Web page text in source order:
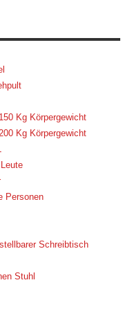
Kg Körpergewicht
Kg Körpergewicht
Personen
Schreibtisch
Stuhl